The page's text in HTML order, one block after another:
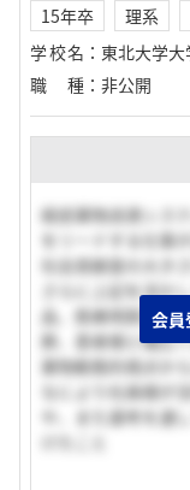
15年卒 理系
学校名 ： 東北大学大
職種 ： 非公開
経皮薬物送達シス
をリードする仕事
社会貢献度の大き
さらに上記を活
品、医療用医薬品
群、患者様と幅広
薬物動態的視点か
なにより社員様が
や、また選考を通
会員